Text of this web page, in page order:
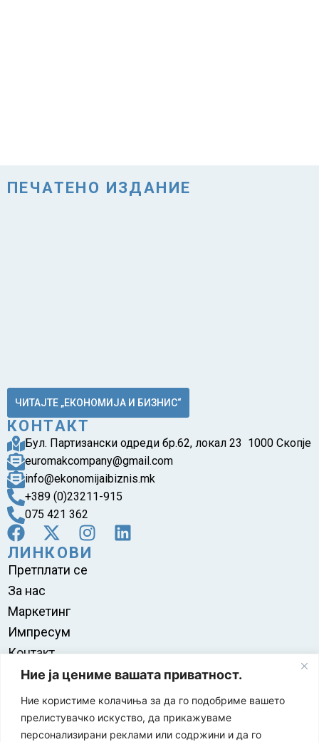
Ние ја цениме вашата приватност.
Ние користиме колачиња за да го подобриме вашето
прелистувачко искуство, да прикажуваме
персонализирани реклами или содржини и да го
ПЕЧАТЕНО ИЗДАНИЕ
ЧИТАЈТЕ „ЕКОНОМИЈА И БИЗНИС“
КОНТАКТ
Бул. Партизански одреди бр.62, локал 23 1000 Скопје
euromakcompany@gmail.com
info@ekonomijaibiznis.mk
+389 (0)23211-915
075 421 362
ЛИНКОВИ
Претплати се
За нас
Маркетинг
Импресум
Контакт
Правила на користење